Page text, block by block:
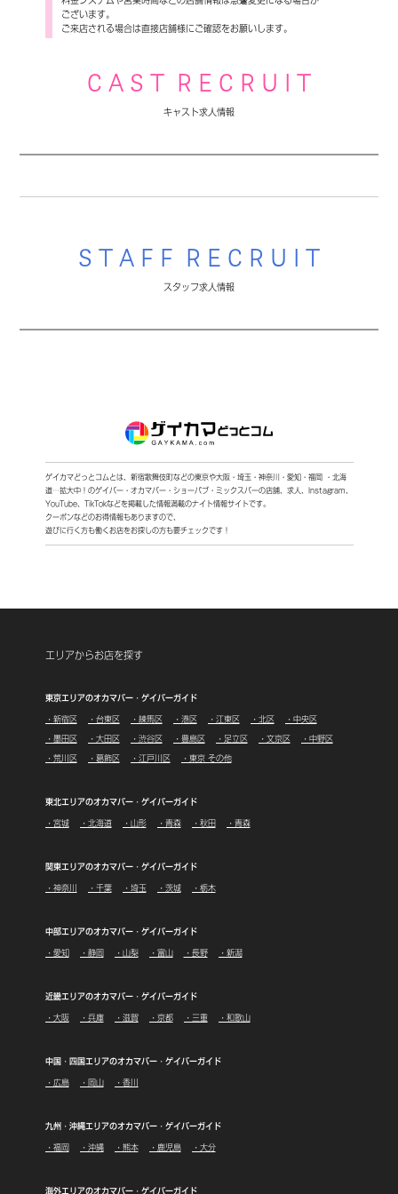
ございます。
ご来店される場合は直接店舗様にご確認をお願いします。
C A S T R E C R U I T
キャスト求人情報
S T A F F R E C R U I T
スタッフ求人情報
ゲイカマどっとコムとは、新宿歌舞伎町などの東京や大阪・埼玉・神奈川・愛知・福岡 ・北海
道…拡大中！ のゲイバー・オカマバー・ショーパブ・ミックスバーの店舗、求人、Instagram、
YouTube、TikTokなどを掲載した情報満載のナイト情報サイトです。
クーポンなどのお得情報もありますので、
遊びに行く方も働くお店をお探しの方も要チェックです！
エリアからお店を探す
東京エリアのオカマバー・ゲイバーガイド
・新宿区 ・台東区 ・練馬区 ・港区 ・江東区 ・北区 ・中央区
・墨田区 ・大田区 ・渋谷区 ・豊島区 ・足立区 ・文京区 ・中野区
・荒川区 ・葛飾区 ・江戸川区 ・東京 その他
東北エリアのオカマバー・ゲイバーガイド
・宮城 ・北海道 ・山形 ・青森 ・秋田 ・青森
関東エリアのオカマバー・ゲイバーガイド
・神奈川 ・千葉 ・埼玉 ・茨城 ・栃木
中部エリアのオカマバー・ゲイバーガイド
・愛知 ・静岡 ・山梨 ・富山 ・長野 ・新潟
近畿エリアのオカマバー・ゲイバーガイド
・大阪 ・兵庫 ・滋賀 ・京都 ・三重 ・和歌山
中国・四国エリアのオカマバー・ゲイバーガイド
・広島 ・岡山 ・香川
九州・沖縄エリアのオカマバー・ゲイバーガイド
・福岡 ・沖縄 ・熊本 ・鹿児島 ・大分
海外エリアのオカマバー・ゲイバーガイド